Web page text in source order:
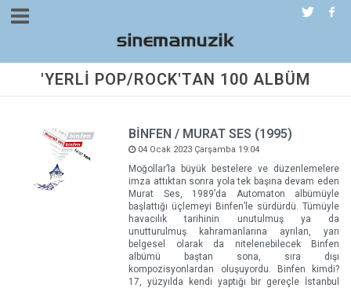
'YERLİ POP/ROCK'TAN 100 ALBÜM
BİNFEN / MURAT SES (1995)
04 Ocak 2023 Çarşamba 19:04
Moğollar’la büyük bestelere ve düzenlemelere
imza attıktan sonra yola tek başına devam eden
Murat Ses, 1989’da Automaton albümüyle
başlattığı üçlemeyi Binfen’le sürdürdü. Tümüyle
havacılık tarihinin unutulmuş ya da
unutturulmuş kahramanlarına ayrılan, yarı
belgesel olarak da nitelenebilecek Binfen
albümü baştan sona, sıra dışı
kompozisyonlardan oluşuyordu. Binfen kimdi?
17, yüzyılda kendi yaptığı bir gereçle İstanbul